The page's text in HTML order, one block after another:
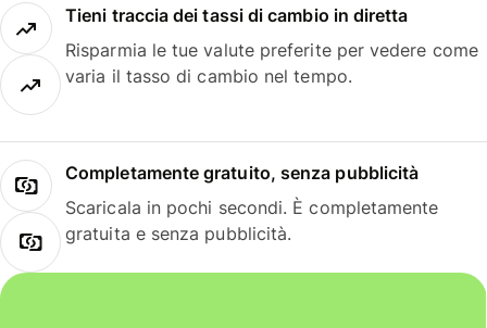
Tieni traccia dei tassi di cambio in diretta
Risparmia le tue valute preferite per vedere come
varia il tasso di cambio nel tempo.
Completamente gratuito, senza pubblicità
Scaricala in pochi secondi. È completamente
gratuita e senza pubblicità.